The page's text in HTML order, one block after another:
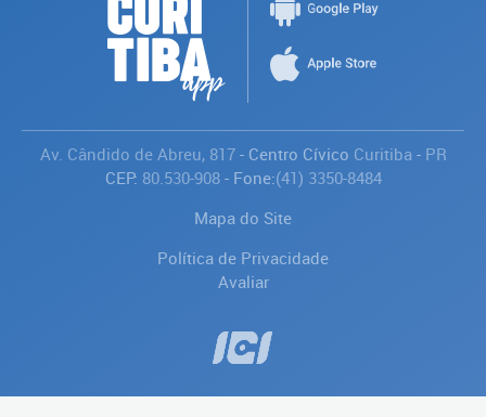
Av. Cândido de Abreu, 817- Centro Cívico Curitiba - PR
CEP: 80.530-908- Fone:(41) 3350-8484
Mapa do Site
Política de Privacidade
Avaliar